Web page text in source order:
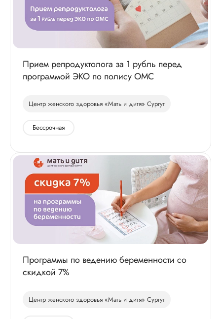
Прием репродуктолога за 1 рубль перед
программой ЭКО по полису ОМС
Центр женского здоровья «Мать и дитя» Сургут
Бессрочная
Программы по ведению беременности со
скидкой 7%
Центр женского здоровья «Мать и дитя» Сургут